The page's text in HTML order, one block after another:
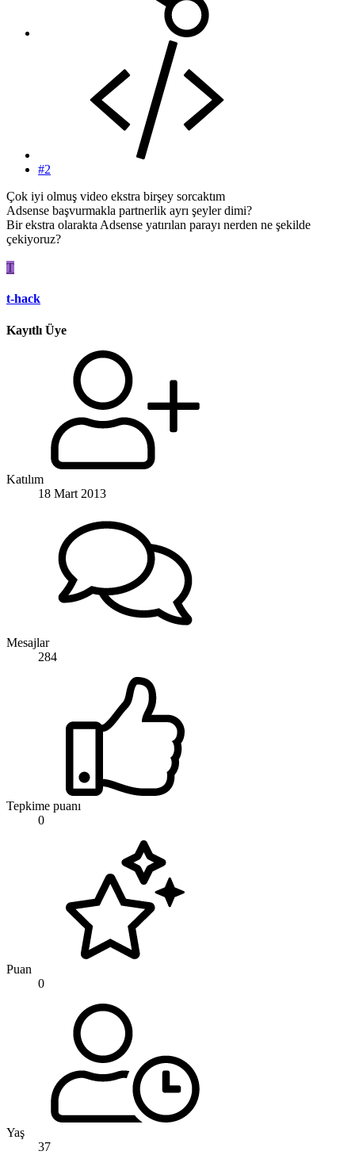
#2
Çok iyi olmuş video ekstra birşey sorcaktım
Adsense başvurmakla partnerlik ayrı şeyler dimi?
Bir ekstra olarakta Adsense yatırılan parayı nerden ne şekilde
çekiyoruz?
T
t-hack
Kayıtlı Üye
Katılım
18 Mart 2013
Mesajlar
284
Tepkime puanı
0
Puan
0
Yaş
37